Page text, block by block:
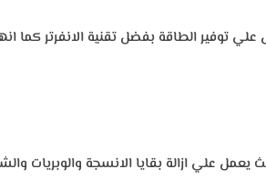
توفير الطاقة بفضل تقنية الانفرتر كما
يعمل علي ازالة بقايا الانسجة